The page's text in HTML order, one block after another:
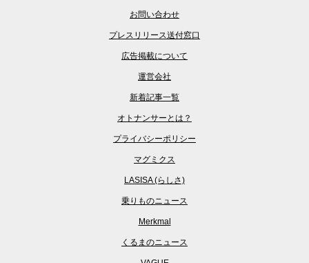
お問い合わせ
プレスリリース送付窓口
広告掲載について
運営会社
新着記事一覧
オトナンサーとは？
プライバシーポリシー
マグミクス
LASISA (らしさ)
乗りものニュース
Merkmal
くるまのニュース